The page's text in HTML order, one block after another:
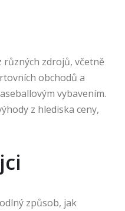
zdrojů, včetně
obchodů a
vybavením.
z hlediska ceny,
způsob, jak